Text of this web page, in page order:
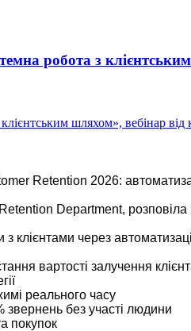
робота з
Retention 2026:
Department, розповіла
клієнтами через
вартості залучення
реального часу
звернень без участі людини
покупок